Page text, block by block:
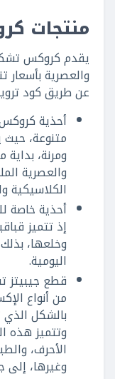
منتجات
يقدم كروكس
والعصرية
عن طريق كود
أحذية كروكس
متنوعة،
ومرنة،
والعصرية
الكلاسيكية
أحذية خاصة
إذ تتميز
وخلعها،
اليومية.
قطع جيبيتز
من أنواع
بالشكل
وتتميز هذه
الأحرف،
وغيرها، إلى